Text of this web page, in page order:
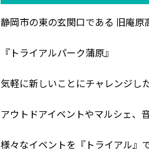
静岡市の東の玄関口である 旧庵
『トライアルパーク蒲原』
気軽に新しいことにチャレンジし
アウトドアイベントやマルシェ、
様々なイベントを『トライアル』